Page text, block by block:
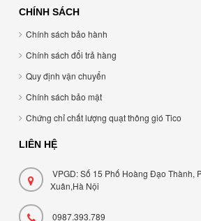
CHÍNH SÁCH
Chính sách bảo hành
Chính sách đổi trả hàng
Quy định vận chuyển
Chính sách bảo mật
Chứng chỉ chất lượng quạt thông gió Tico
LIÊN HỆ
VPGD: Số 15 Phố Hoàng Đạo Thành,
Xuân,Hà Nội
0987.393.789